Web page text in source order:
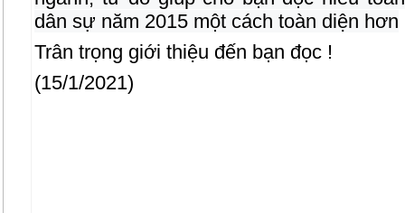
dân sự năm 2015 một cách toàn diện hơn
Trân trọng giới thiệu đến bạn đọc !
(15/1/2021)